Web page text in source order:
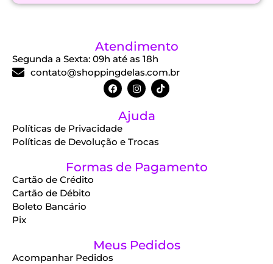
Atendimento
Segunda a Sexta: 09h até as 18h
contato@shoppingdelas.com.br
Ajuda
Políticas de Privacidade
Políticas de Devolução e Trocas
Formas de Pagamento
Cartão de Crédito
Cartão de Débito
Boleto Bancário
Pix
Meus Pedidos
Acompanhar Pedidos